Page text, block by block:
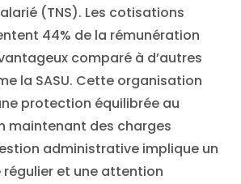
(TNS). Les cotisations
44% de la rémunération
comparé à d’autres
la SASU. Cette organisation
protection équilibrée au
maintenant des charges
administrative implique un
et une attention